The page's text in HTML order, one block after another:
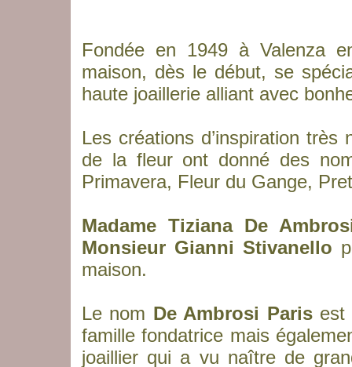
Fondée en 1949 à Valenza
maison, dès le début, se
haute joaillerie alliant avec
Les créations d’inspiration
de la fleur ont donné des
Primavera, Fleur du Gange,
Madame Tiziana De
Monsieur Gianni Stivanello
maison.
Le nom De Ambrosi Parisest
famille fondatrice mais
joaillier qui a vu naître de